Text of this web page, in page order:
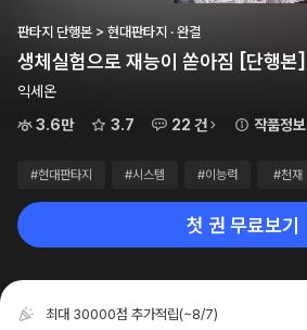
판타지 단행본 > 현대판타지 · 완결
생체실험으로 재능이 쏟아짐 [단행본]
익세온
3.6만
3.7 22 건 작품정보
#현대판타지 #시스템 #이능력 #천재
첫 권 무료보기
최대 30000점 추가적립(~8/7)